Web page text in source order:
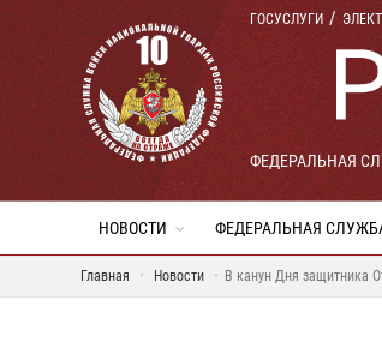
ГОСУСЛУГИ
ФЕДЕРАЛЬНАЯ
НОВОСТИ ФЕДЕРАЛЬНАЯ
Главная Новости В канун Дня защитника